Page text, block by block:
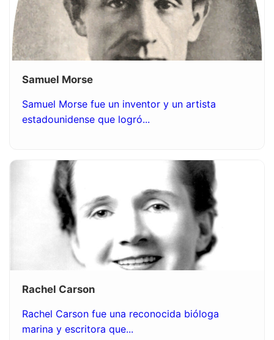
Samuel Morse
Samuel Morse fue un inventor y un artista
estadounidense que logró...
Rachel Carson
Rachel Carson fue una reconocida bióloga
marina y escritora que...